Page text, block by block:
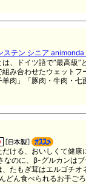
テン シニア
は、ドイツ語で“最高級
み合わせたウェット
肉」「豚肉・牛肉・七
ける、おいしくて健
なのに、β-グルカンは
、たもぎ茸はエルゴチ
どん食べられるお手ご